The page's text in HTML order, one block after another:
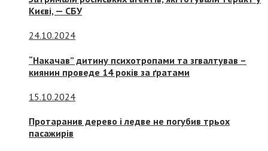
Києві, — СБУ
24.10.2024
“Накачав” дитину психотропами та згвалтував –
киянин проведе 14 років за ґратами
15.10.2024
Протаранив дерево і ледве не погубив трьох
пасажирів